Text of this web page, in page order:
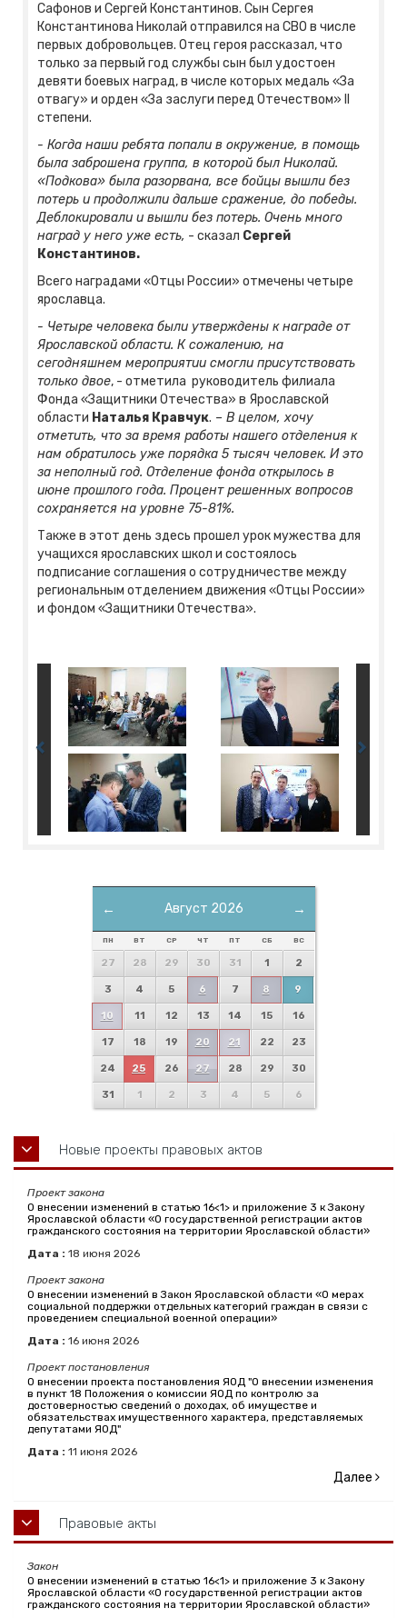
Сафонов и Сергей Константинов. Сын Сергея
Константинова Николай отправился на СВО в числе
первых добровольцев. Отец героя рассказал, что
только за первый год службы сын был удостоен
девяти боевых наград, в числе которых медаль «За
отвагу» и орден «За заслуги перед Отечеством» II
степени.
- Когда наши ребята попали в окружение, в помощь
была заброшена группа, в которой был Николай.
«Подкова» была разорвана, все бойцы вышли без
потерь и продолжили дальше сражение, до победы.
Деблокировали и вышли без потерь. Очень много
наград у него уже есть, - сказал Сергей
Константинов.
Всего наградами «Отцы России» отмечены четыре
ярославца.
- Четыре человека были утверждены к награде от
Ярославской области. К сожалению, на
сегодняшнем мероприятии смогли присутствовать
только двое, - отметила руководитель филиала
Фонда «Защитники Отечества» в Ярославской
области Наталья Кравчук. – В целом, хочу
отметить, что за время работы нашего отделения к
нам обратилось уже порядка 5 тысяч человек. И это
за неполный год. Отделение фонда открылось в
июне прошлого года. Процент решенных вопросов
сохраняется на уровне 75-81%.
Также в этот день здесь прошел урок мужества для
учащихся ярославских школ и состоялось
подписание соглашения о сотрудничестве между
региональным отделением движения «Отцы России»
и фондом «Защитники Отечества».
← →
Август 2026
ПН ВТ СР ЧТ ПТ СБ ВС
27 28 29 30 31 1 2
3 4 5 6 7 8 9
10 11 12 13 14 15 16
17 18 19 20 21 22 23
24 25 26 27 28 29 30
31 1 2 3 4 5 6
Новые проекты правовых актов
Проект закона
О внесении изменений в статью 16<1> и приложение 3 к Закону
Ярославской области «О государственной регистрации актов
гражданского состояния на территории Ярославской области»
Дата : 18 июня 2026
Проект закона
О внесении изменений в Закон Ярославской области «О мерах
социальной поддержки отдельных категорий граждан в связи с
проведением специальной военной операции»
Дата : 16 июня 2026
Проект постановления
О внесении проекта постановления ЯОД "О внесении изменения
в пункт 18 Положения о комиссии ЯОД по контролю за
достоверностью сведений о доходах, об имуществе и
обязательствах имущественного характера, представляемых
депутатами ЯОД"
Дата : 11 июня 2026
Далее
Правовые акты
Закон
О внесении изменений в статью 16<1> и приложение 3 к Закону
Ярославской области «О государственной регистрации актов
гражданского состояния на территории Ярославской области»